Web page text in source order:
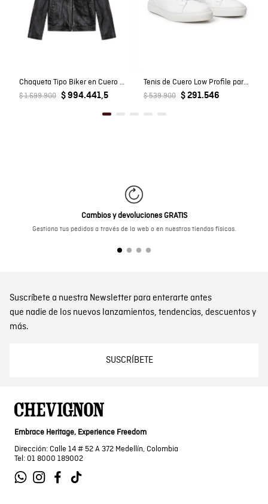
Chaqueta Tipo Biker en Cuero para Hombre
$ 1.699.900 $ 994.441,5
Tenis de Cuero Low Profile para Hombre
$ 539.900 $ 291.546
Cambios y devoluciones GRATIS
Gestiona tus pedidos a través de la web o en nuestras tiendas físicas.
Suscríbete a nuestra Newsletter para enterarte antes
que nadie de los nuevos lanzamientos, tendencias, descuentos y
más.
SUSCRÍBETE
Embrace Heritage, Experience Freedom
Dirección: Calle 14 # 52 A 372 Medellín, Colombia
Tel: 01 8000 189002